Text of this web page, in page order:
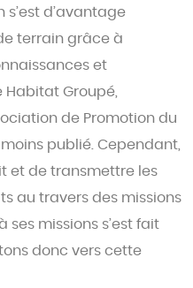
s’est d’avantage
terrain grâce à
et
Habitat Groupé,
de Promotion du
publié. Cependant,
et de transmettre les
au travers des missions
ses missions s’est fait
donc vers cette